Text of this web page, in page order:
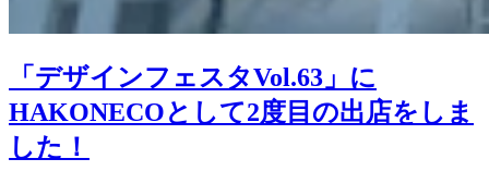
「デザインフェスタVol.63」に
HAKONECOとして2度目の出店をしま
した！